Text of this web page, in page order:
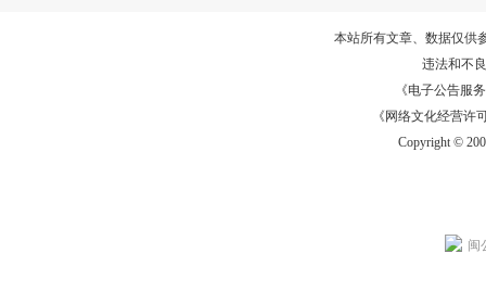
本站所有文章、数据仅供
违法和不
《电子公告服务
《网络文化经营许
Copyright ©
闽